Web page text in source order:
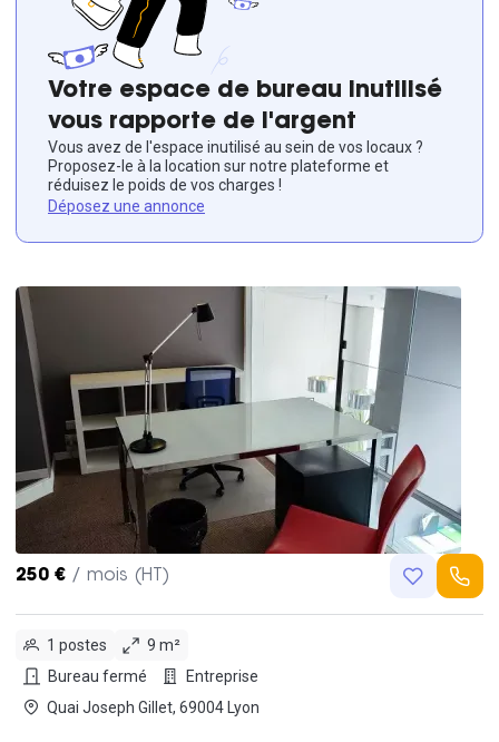
Votre espace de bureau inutilisé
vous rapporte de l'argent
Vous avez de l'espace inutilisé au sein de vos locaux ?
Proposez-le à la location sur notre plateforme et
réduisez le poids de vos charges !
Déposez une annonce
250 € / mois (HT)
1 postes
9 m²
Bureau fermé
Entreprise
Quai Joseph Gillet, 69004 Lyon